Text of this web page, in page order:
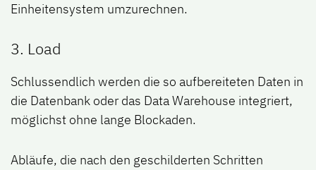
Einheitensystem umzurechnen.
3. Lo​ad
Schlussendlich werden die so aufbereiteten Daten in
die Datenbank oder das Data Warehouse integriert,
möglichst ohne lange Blockaden.
Abläufe, die nach den geschilderten Schritten